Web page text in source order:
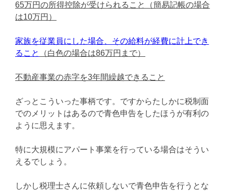
65万円の所得控除が受けられること（簡易記帳の場合
は10万円）
家族を従業員にした場合、その給料が経費に計上でき
ること
（白色の場合は86万円まで）
不動産事業の赤字を3年間繰越できること
ざっとこういった事柄です。ですからたしかに税制面
でのメリットはあるので青色申告をしたほうが有利の
ように思えます。
特に大規模にアパート事業を行っている場合はそうい
えるでしょう。
しかし税理士さんに依頼しないで青色申告を行うとな